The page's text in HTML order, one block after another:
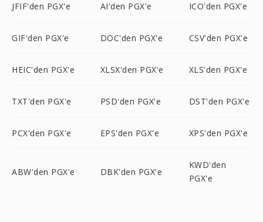
JFIF'den PGX'e AI'den PGX'e ICO'den PGX'e
GIF'den PGX'e DOC'den PGX'e CSV'den PGX'e
HEIC'den PGX'e XLSX'den PGX'e XLS'den PGX'e
TXT'den PGX'e PSD'den PGX'e DST'den PGX'e
PCX'den PGX'e EPS'den PGX'e XPS'den PGX'e
ABW'den PGX'e DBK'den PGX'e
KWD'den
PGX'e